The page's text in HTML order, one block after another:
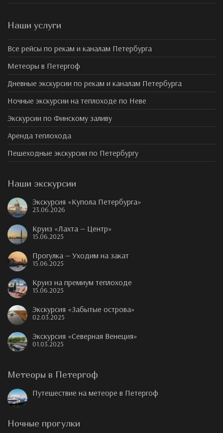
Наши услуги
Все рейсы по рекам и каналам Петербурга
Метеоры в Петергоф
Дневные экскурсии по рекам и каналам Петербурга
Ночные экскурсии на теплоходе по Неве
Экскурсии по Финскому заливу
Аренда теплохода
Пешеходные экскурсии по Петербургу
Наши экскурсии
Экскурсия «Купола Петербурга»
23.06.2026
Круиз «Лахта — Центр»
15.06.2025
Прогулка — Уходим на закат
15.06.2025
Круиз на премиум теплоходе
15.06.2025
Экскурсия «Забытые острова»
02.03.2025
Экскурсия «Северная Венеция»
01.03.2025
Метеоры в Петергоф
Путешествие на метеоре в Петергоф
Ночные прогулки